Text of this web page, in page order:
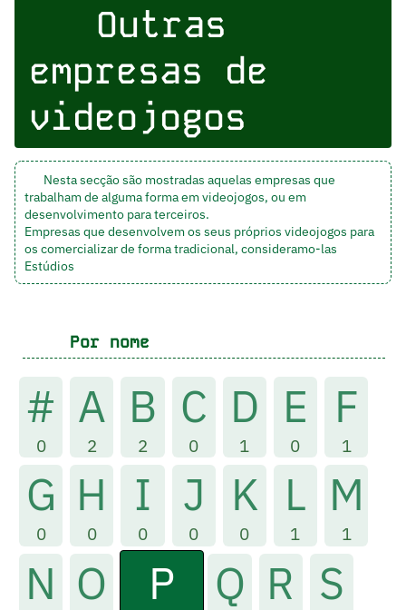
Outras
empresas de
videojogos
Nesta secção são mostradas aquelas empresas que
trabalham de alguma forma em videojogos, ou em
desenvolvimento para terceiros.
Empresas que desenvolvem os seus próprios videojogos para
os comercializar de forma tradicional, consideramo-las
Estúdios
Por nome
#
0
A
2
B
2
C
0
D
1
E
0
F
1
G
0
H
0
I
0
J
0
K
0
L
1
M
1
N O P Q R S